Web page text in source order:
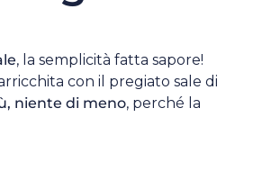
, la semplicità fatta sapore!
con il pregiato sale di
niente di meno, perché la